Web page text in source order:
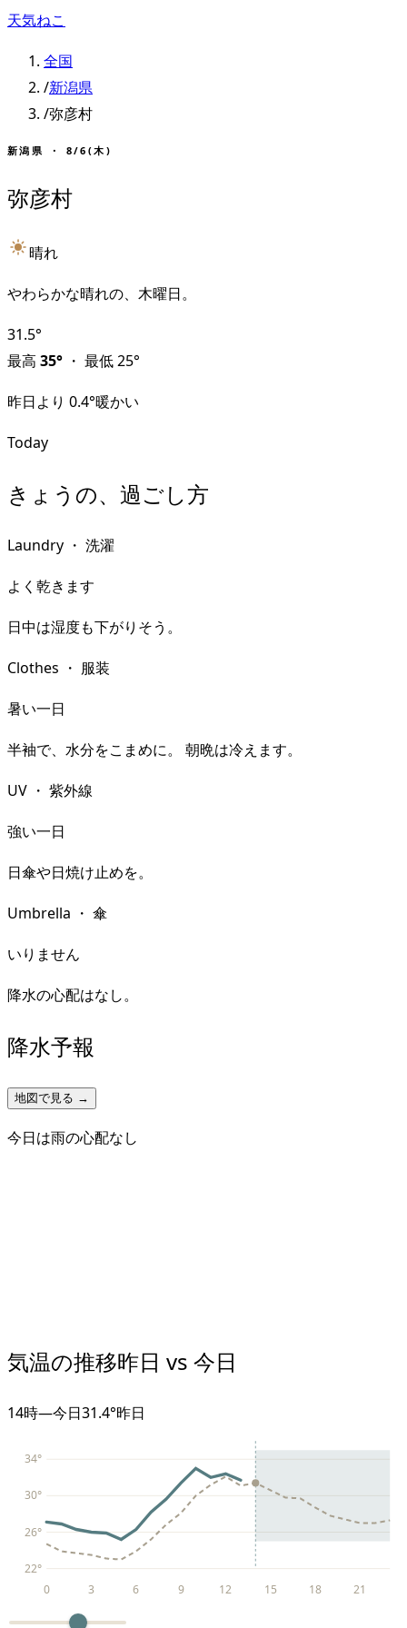
天気ねこ
全国
/新潟県
/弥彦村
新潟県 ・ 8/6(木)
弥彦村
晴れ
やわらかな晴れの、木曜日。
31.5°
最高 35° ・ 最低25°
昨日より 0.4°暖かい
Today
きょうの、過ごし方
Laundry ・ 洗濯
よく乾きます
日中は湿度も下がりそう。
Clothes ・ 服装
暑い一日
半袖で、水分をこまめに。 朝晩は冷えます。
UV ・ 紫外線
強い一日
日傘や日焼け止めを。
Umbrella ・ 傘
いりません
降水の心配はなし。
降水予報
地図で見る →
今日は雨の心配なし
気温の推移昨日 vs 今日
14時—今日31.4°昨日
22°
26°
30°
34°
0 3 6 9 12 15 18 21